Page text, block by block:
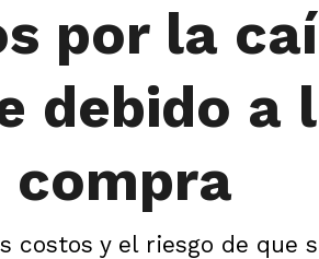
por la
debido a
compra
costos y el riesgo de que